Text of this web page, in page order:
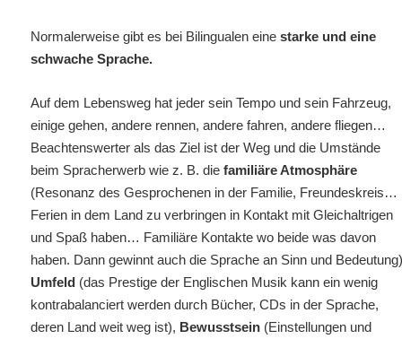
Normalerweise gibt es bei Bilingualen einestarke und eine
schwache Sprache.
Auf dem Lebensweg hat jeder sein Tempo und sein Fahrzeug,
einige gehen, andere rennen, andere fahren, andere fliegen…
Beachtenswerter als das Ziel ist der Weg und die Umstände
beim Spracherwerb wie z. B. diefamiliäre Atmosphäre
(Resonanz des Gesprochenen in der Familie, Freundeskreis…
Ferien in dem Land zu verbringen in Kontakt mit Gleichaltrigen
und Spaß haben… Familiäre Kontakte wo beide was davon
haben. Dann gewinnt auch die Sprache an Sinn und
Umfeld (das Prestige der Englischen Musik kann ein wenig
kontrabalanciert werden durch Bücher, CDs in der Sprache,
deren Land weit weg ist), Bewusstsein (Einstellungen und